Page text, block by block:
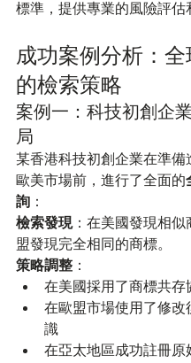
標準，提供專業的風險評估
成功案例分析：全
的檢索策略
案例一：科技初創企
局
某香港科技初創企業在準備
歐美市場前，進行了全面的
詢 ：
檢索發現：在美國發現相似
盟發現完全相同的商標。
策略調整 ：
在美國採用了商標共存
在歐盟市場使用了修改
識
在亞太地區成功註冊原